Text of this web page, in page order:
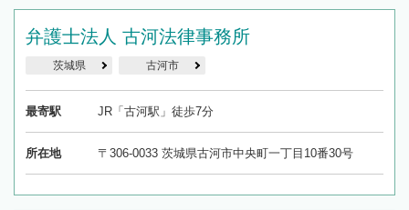
弁護士法人 古河法律事務所
茨城県 古河市
最寄駅 JR「古河駅」徒歩7分
所在地 〒306-0033 茨城県古河市中央町一丁目10番30号